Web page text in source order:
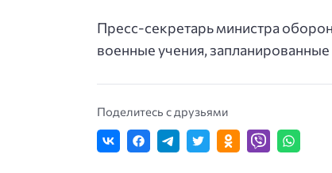
Пресс-секретарь министра
военные учения,
Поделитесь с друзьями